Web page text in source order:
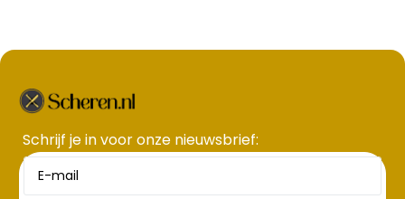
Schrijf je in voor onze nieuwsbrief​: